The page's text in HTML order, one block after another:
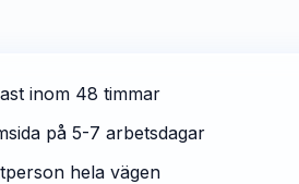
inom 48 timmar
på 5-7 arbetsdagar
hela vägen